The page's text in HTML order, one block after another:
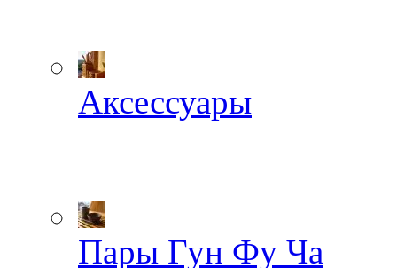
Аксессуары
Пары Гун Фу Ча